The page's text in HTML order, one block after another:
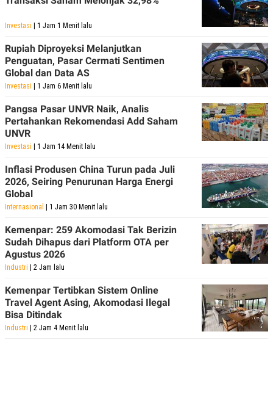
Investasi | 1 Jam 1 Menit lalu
Rupiah Diproyeksi Melanjutkan
Penguatan, Pasar Cermati Sentimen
Global dan Data AS
Investasi | 1 Jam 6 Menit lalu
Pangsa Pasar UNVR Naik, Analis
Pertahankan Rekomendasi Add Saham
UNVR
Investasi | 1 Jam 14 Menit lalu
Inflasi Produsen China Turun pada Juli
2026, Seiring Penurunan Harga Energi
Global
Internasional | 1 Jam 30 Menit lalu
Kemenpar: 259 Akomodasi Tak Berizin
Sudah Dihapus dari Platform OTA per
Agustus 2026
Industri | 2 Jam lalu
Kemenpar Tertibkan Sistem Online
Travel Agent Asing, Akomodasi Ilegal
Bisa Ditindak
Industri | 2 Jam 4 Menit lalu